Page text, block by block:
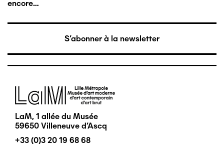
encore…
S'abonner à la newsletter
Image
LaM, 1 allée du Musée
59650 Villeneuve d'Ascq
+33 (0)3 20 19 68 68